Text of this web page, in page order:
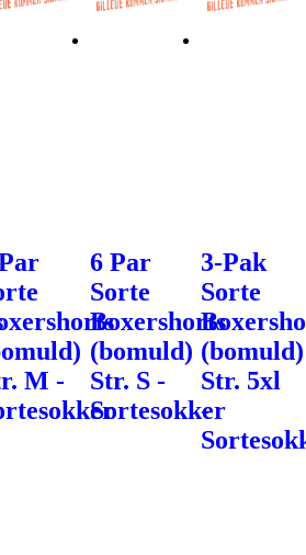
M -
6 Par
Sorte
Boxershorts
(bomuld)
Str. S -
Sortesokker
3-Pak
Sorte
(bomuld)
Str. 5xl
-